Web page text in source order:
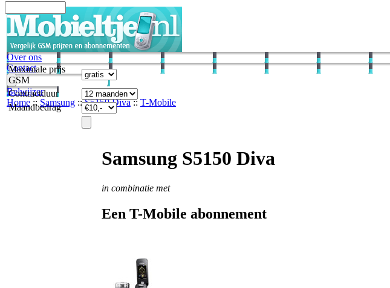
Over ons
Contact
Belwijzer
Home :: Samsung ::S5150 Diva:: T-Mobile
Maximale prijs
GSM
Contractduur
Maandbedrag
Samsung S5150 Diva
in combinatie met
Een T-Mobile abonnement